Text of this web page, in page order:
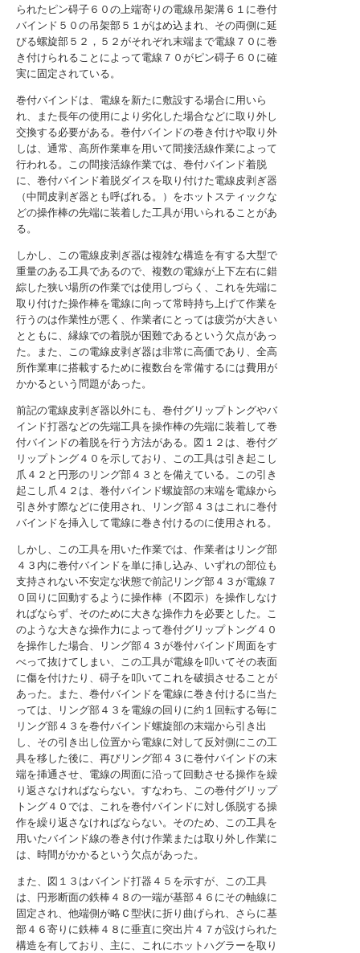
られたピン碍子６０の上端寄りの電線吊架溝６１に巻付
バインド５０の吊架部５１がはめ込まれ、その両側に延
びる螺旋部５２，５２がそれぞれ末端まで電線７０に巻
き付けられることによって電線７０がピン碍子６０に確
実に固定されている。
巻付バインドは、電線を新たに敷設する場合に用いら
れ、また長年の使用により劣化した場合などに取り外し
交換する必要がある。巻付バインドの巻き付けや取り外
しは、通常、高所作業車を用いて間接活線作業によって
行われる。この間接活線作業では、巻付バインド着脱
に、巻付バインド着脱ダイスを取り付けた電線皮剥ぎ器
（中間皮剥ぎ器とも呼ばれる。）をホットスティックな
どの操作棒の先端に装着した工具が用いられることがあ
る。
しかし、この電線皮剥ぎ器は複雑な構造を有する大型で
重量のある工具であるので、複数の電線が上下左右に錯
綜した狭い場所の作業では使用しづらく、これを先端に
取り付けた操作棒を電線に向って常時持ち上げて作業を
行うのは作業性が悪く、作業者にとっては疲労が大きい
とともに、縁線での着脱が困難であるという欠点があっ
た。また、この電線皮剥ぎ器は非常に高価であり、全高
所作業車に搭載するために複数台を常備するには費用が
かかるという問題があった。
前記の電線皮剥ぎ器以外にも、巻付グリップトングやバ
インド打器などの先端工具を操作棒の先端に装着して巻
付バインドの着脱を行う方法がある。図１２は、巻付グ
リップトング４０を示しており、この工具は引き起こし
爪４２と円形のリング部４３とを備えている。この引き
起こし爪４２は、巻付バインド螺旋部の末端を電線から
引き外す際などに使用され、リング部４３はこれに巻付
バインドを挿入して電線に巻き付けるのに使用される。
しかし、この工具を用いた作業では、作業者はリング部
４３内に巻付バインドを単に挿し込み、いずれの部位も
支持されない不安定な状態で前記リング部４３が電線７
０回りに回動するように操作棒（不図示）を操作しなけ
ればならず、そのために大きな操作力を必要とした。こ
のような大きな操作力によって巻付グリップトング４０
を操作した場合、リング部４３が巻付バインド周面をす
べって抜けてしまい、この工具が電線を叩いてその表面
に傷を付けたり、碍子を叩いてこれを破損させることが
あった。また、巻付バインドを電線に巻き付けるに当た
っては、リング部４３を電線の回りに約１回転する毎に
リング部４３を巻付バインド螺旋部の末端から引き出
し、その引き出し位置から電線に対して反対側にこの工
具を移した後に、再びリング部４３に巻付バインドの末
端を挿通させ、電線の周面に沿って回動させる操作を繰
り返さなければならない。すなわち、この巻付グリップ
トング４０では、これを巻付バインドに対し係脱する操
作を繰り返さなければならない。そのため、この工具を
用いたバインド線の巻き付け作業または取り外し作業に
は、時間がかかるという欠点があった。
また、図１３はバインド打器４５を示すが、この工具
は、円形断面の鉄棒４８の一端が基部４６にその軸線に
固定され、他端側が略Ｃ型状に折り曲げられ、さらに基
部４６寄りに鉄棒４８に垂直に突出片４７が設けられた
構造を有しており、主に、これにホットハグラーを取り